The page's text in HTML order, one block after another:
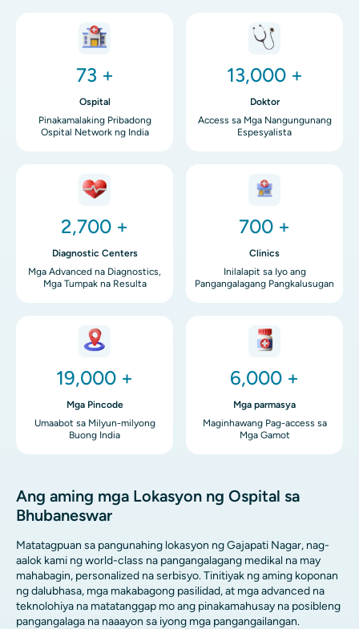
Imahen
73 +
Ospital
Pinakamalaking Pribadong
Ospital Network ng India
Imahen
13,000 +
Doktor
Access sa Mga Nangungunang
Espesyalista
Imahen
2,700 +
Diagnostic Centers
Mga Advanced na Diagnostics,
Mga Tumpak na Resulta
Imahen
700 +
Clinics
Inilalapit sa Iyo ang
Pangangalagang Pangkalusugan
Imahen
19,000 +
Mga Pincode
Umaabot sa Milyun-milyong
Buong India
Imahen
6,000 +
Mga parmasya
Maginhawang Pag-access sa
Mga Gamot
Ang aming mga Lokasyon ng Ospital sa
Bhubaneswar
Matatagpuan sa pangunahing lokasyon ng Gajapati Nagar, nag-
aalok kami ng world-class na pangangalagang medikal na may
mahabagin, personalized na serbisyo. Tinitiyak ng aming koponan
ng dalubhasa, mga makabagong pasilidad, at mga advanced na
teknolohiya na matatanggap mo ang pinakamahusay na posibleng
pangangalaga na naaayon sa iyong mga pangangailangan.